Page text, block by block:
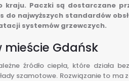
kraju. Paczki są dostarczane
do najwyższych standardów
systemów grzewczych.
mieście Gdańsk
źródło ciepła, które działa
szamotowe. Rozwiązanie to ma